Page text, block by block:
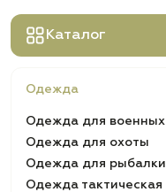
Каталог
Одежда
Одежда для военных
Одежда для охоты
Одежда для рыбалки
Одежда тактическая